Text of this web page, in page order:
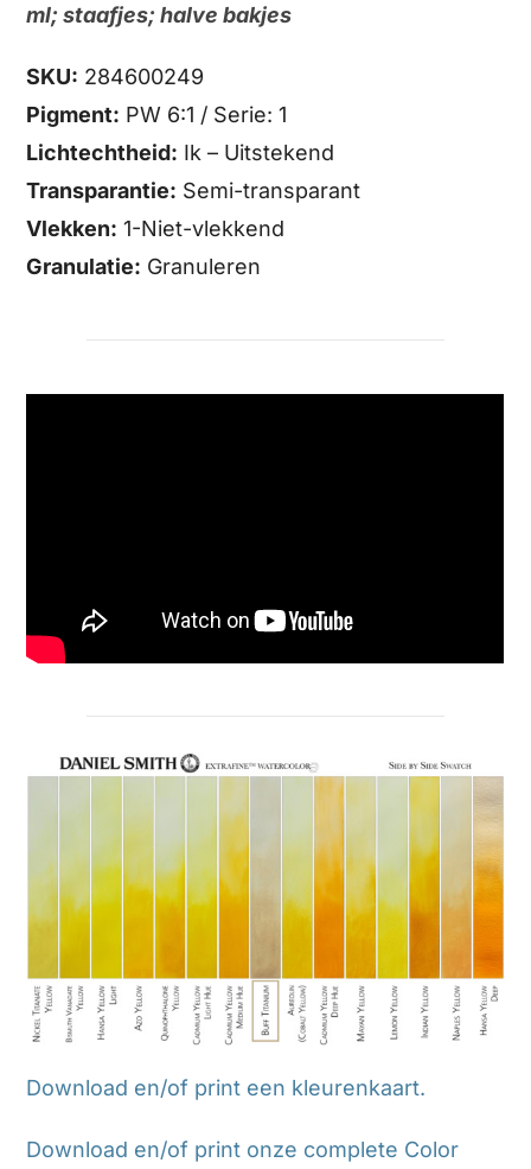
ml; staafjes; halve bakjes
SKU: 284600249
Pigment: PW 6:1 / Serie: 1
Lichtechtheid: Ik – Uitstekend
Transparantie: Semi-transparant
Vlekken: 1-Niet-vlekkend
Granulatie: Granuleren
Download en/of print een kleurenkaart.
Download en/of print onze complete Color